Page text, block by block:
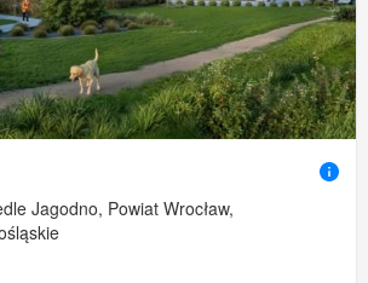
Jagodno, Powiat Wrocław,